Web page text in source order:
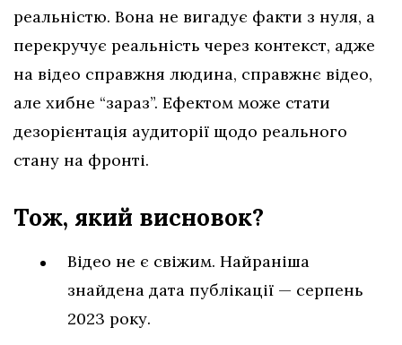
реальністю. Вона не вигадує факти з нуля, а
перекручує реальність через контекст, адже
на відео справжня людина, справжнє відео,
але хибне “зараз”. Ефектом може стати
дезорієнтація аудиторії щодо реального
стану на фронті.
Тож, який висновок?
Відео не є свіжим. Найраніша
знайдена дата публікації — серпень
2023 року.